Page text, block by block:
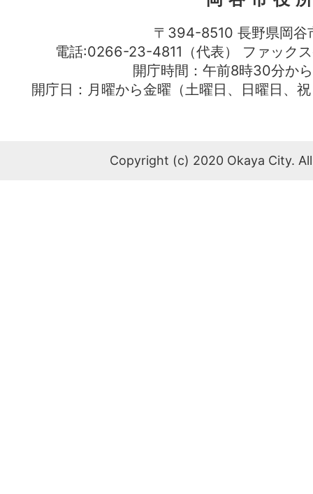
〒394-8510 長野県岡谷
電話:0266-23-4811（代表） ファッ
開庁時間：午前8時30分か
開庁日：月曜から金曜（土曜日、日曜日、
Copyright (c) 2020 Okaya City.